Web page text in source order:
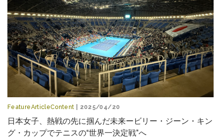
FeatureArticleContent | 2025/04/20
日本女子、熱戦の先に掴んだ未来ービリー・ジーン・キン
グ・カップでテニスの“世界一決定戦”へ